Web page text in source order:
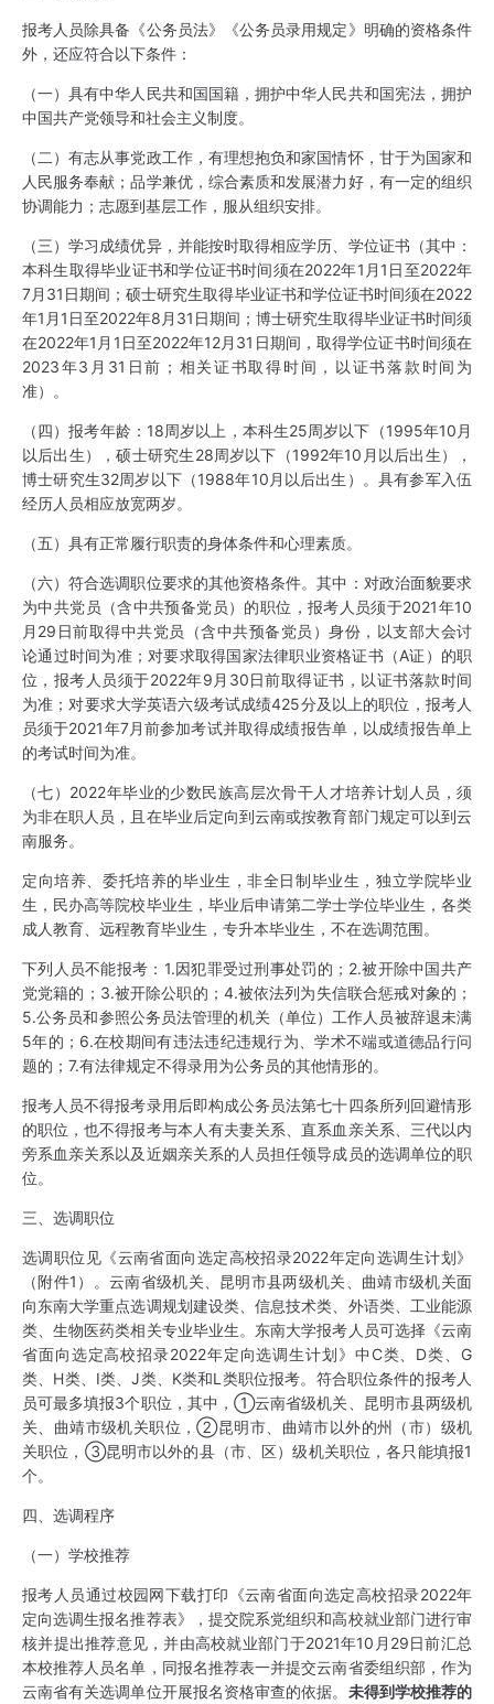
报考人员除具备《公务员法》《公务员录用规定》明确的资格条件
外，还应符合以下条件：
（一）具有中华人民共和国国籍，拥护中华人民共和国宪法，拥护
中国共产党领导和社会主义制度。
（二）有志从事党政工作，有理想抱负和家国情怀，甘于为国家和
人民服务奉献；品学兼优，综合素质和发展潜力好，有一定的组织
协调能力；志愿到基层工作，服从组织安排。
（三）学习成绩优异，并能按时取得相应学历、学位证书（其中：
本科生取得毕业证书和学位证书时间须在2022年1月1日至2022年
7月31日期间；硕士研究生取得毕业证书和学位证书时间须在2022
年1月1日至2022年8月31日期间；博士研究生取得毕业证书时间须
在2022年1月1日至2022年12月31日期间，取得学位证书时间须在
2023年3月31日前；相关证书取得时间，以证书落款时间为
准）。
（四）报考年龄：18周岁以上，本科生25周岁以下（1995年10月
以后出生），硕士研究生28周岁以下（1992年10月以后出生），
博士研究生32周岁以下（1988年10月以后出生）。具有参军入伍
经历人员相应放宽两岁。
（五）具有正常履行职责的身体条件和心理素质。
（六）符合选调职位要求的其他资格条件。其中：对政治面貌要求
为中共党员（含中共预备党员）的职位，报考人员须于2021年10
月29日前取得中共党员（含中共预备党员）身份，以支部大会讨
论通过时间为准；对要求取得国家法律职业资格证书（A证）的职
位，报考人员须于2022年9月30日前取得证书，以证书落款时间
为准；对要求大学英语六级考试成绩425分及以上的职位，报考人
员须于2021年7月前参加考试并取得成绩报告单，以成绩报告单上
的考试时间为准。
（七）2022年毕业的少数民族高层次骨干人才培养计划人员，须
为非在职人员，且在毕业后定向到云南或按教育部门规定可以到云
南服务。
定向培养、委托培养的毕业生，非全日制毕业生，独立学院毕业
生，民办高等院校毕业生，毕业后申请第二学士学位毕业生，各类
成人教育、远程教育毕业生，专升本毕业生，不在选调范围。
下列人员不能报考：1.因犯罪受过刑事处罚的；2.被开除中国共产
党党籍的；3.被开除公职的；4.被依法列为失信联合惩戒对象的；
5.公务员和参照公务员法管理的机关（单位）工作人员被辞退未满
5年的；6.在校期间有违法违纪违规行为、学术不端或道德品行问
题的；7.有法律规定不得录用为公务员的其他情形的。
报考人员不得报考录用后即构成公务员法第七十四条所列回避情形
的职位，也不得报考与本人有夫妻关系、直系血亲关系、三代以内
旁系血亲关系以及近姻亲关系的人员担任领导成员的选调单位的职
位。
三、选调职位
选调职位见《云南省面向选定高校招录2022年定向选调生计划》
（附件1）。云南省级机关、昆明市县两级机关、曲靖市级机关面
向东南大学重点选调规划建设类、信息技术类、外语类、工业能源
类、生物医药类相关专业毕业生。东南大学报考人员可选择《云南
省面向选定高校招录2022年定向选调生计划》中C类、D类、G
类、H类、I类、J类、K类和L类职位报考。符合职位条件的报考人
员可最多填报3个职位，其中，①云南省级机关、昆明市县两级机
关、曲靖市级机关职位，②昆明市、曲靖市以外的州（市）级机
关职位，③昆明市以外的县（市、区）级机关职位，各只能填报1
个。
四、选调程序
（一）学校推荐
报考人员通过校园网下载打印《云南省面向选定高校招录2022年
定向选调生报名推荐表》，提交院系党组织和高校就业部门进行审
核并提出推荐意见，并由高校就业部门于2021年10月29日前汇总
本校推荐人员名单，同报名推荐表一并提交云南省委组织部，作为
云南省有关选调单位开展报名资格审查的依据。 未得到学校推荐的